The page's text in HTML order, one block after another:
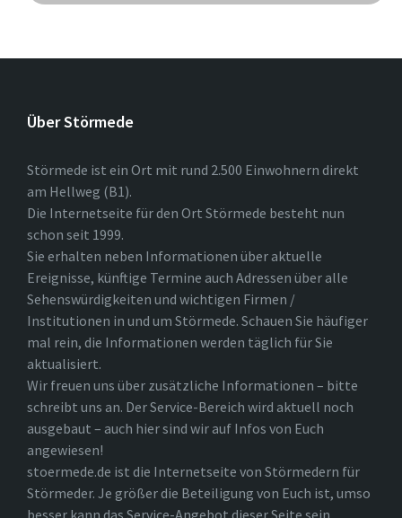
Über Störmede
Störmede ist ein Ort mit rund 2.500 Einwohnern direkt
am Hellweg (B1).
Die Internetseite für den Ort Störmede besteht nun
schon seit 1999.
Sie erhalten neben Informationen über aktuelle
Ereignisse, künftige Termine auch Adressen über alle
Sehenswürdigkeiten und wichtigen Firmen /
Institutionen in und um Störmede. Schauen Sie häufiger
mal rein, die Informationen werden täglich für Sie
aktualisiert.
Wir freuen uns über zusätzliche Informationen – bitte
schreibt uns an. Der Service-Bereich wird aktuell noch
ausgebaut – auch hier sind wir auf Infos von Euch
angewiesen!
stoermede.de ist die Internetseite von Störmedern für
Störmeder. Je größer die Beteiligung von Euch ist, umso
besser kann das Service-Angebot dieser Seite sein.